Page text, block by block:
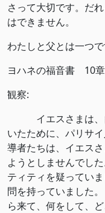
さって大切です。だ
はできません。
わたしと父とは一つ
ヨハネの福音書 10
観察:
イエスさまは、自
いたために、パリサ
導者たちは、イエス
ようとしませんでし
ティティを疑ってい
問を持っていました
ら来て、何をして、